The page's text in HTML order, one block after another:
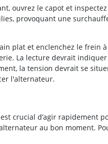
ouvrez le capot et inspectez
provoquant une
plat et enclenchez le frein à
La lecture devrait
la tension devrait se
l'alternateur.
crucial d’agir rapidement
au bon moment.